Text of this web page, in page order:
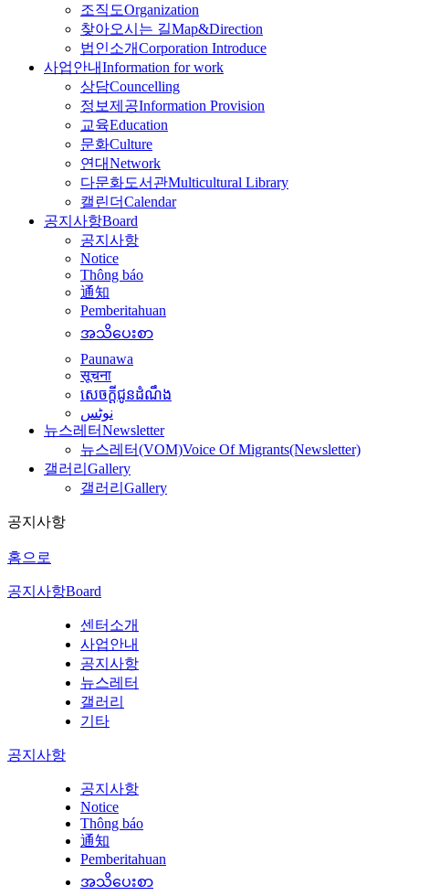
조직도Organization
찾아오시는 길Map&Direction
법인소개Corporation Introduce
사업안내Information for work
상담Councelling
정보제공Information Provision
교육Education
문화Culture
연대Network
다문화도서관Multicultural Library
캘린더Calendar
공지사항Board
공지사항
Notice
Thông báo
通知
Pemberitahuan
အသိပေးစာ
Paunawa
सूचना
សេចក្តីជូនដំណឹង
نوٹس
뉴스레터Newsletter
뉴스레터(VOM)Voice Of Migrants(Newsletter)
갤러리 Gallery
갤러리 Gallery
공지사항
홈으로
공지사항Board
센터소개
사업안내
공지사항
뉴스레터
갤러리
기타
공지사항
공지사항
Notice
Thông báo
通知
Pemberitahuan
အသိပေးစာ